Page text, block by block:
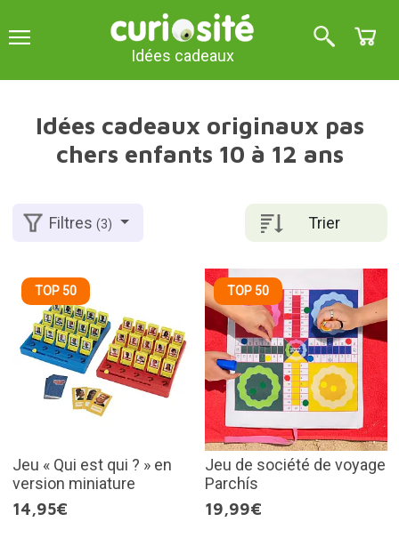
Idées cadeaux
Idées cadeaux originaux pas
chers enfants 10 à 12 ans
Trier
Filtres(3)
TOP 50
Jeu « Qui est qui ? » en
version miniature
14,95€
TOP 50
Jeu de société de voyage
Parchís
19,99€